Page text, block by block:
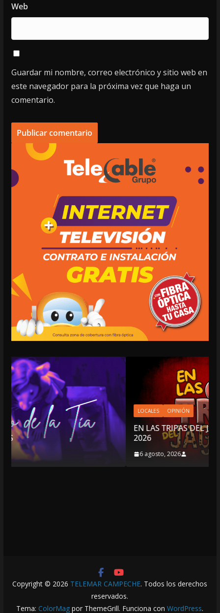
Web
Guardar mi nombre, correo electrónico y sitio web en
este navegador para la próxima vez que haga un
comentario.
LOCALES OPINIÓN
EN LAS TRIPAS DEL JAGUAR: 06 DE AGOSTO DE
2026
Copyright © 2026 TELEMAR CAMPECHE. Todos los derechos
reservados.
Tema: ColorMag por ThemeGrill. Funciona conWordPress.